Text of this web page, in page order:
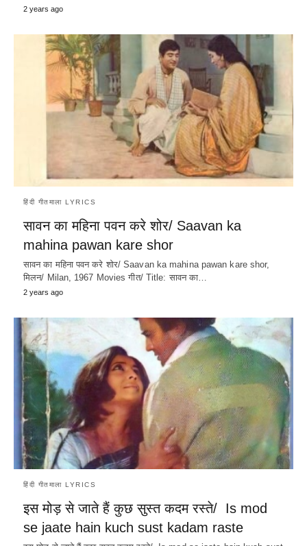
2 years ago
हिंदी गीतमाला LYRICS
सावन का महिना पवन करे शोर/ Saavan ka
mahina pawan kare shor
सावन का महिना पवन करे शोर/ Saavan ka mahina pawan kare shor,
मिलन/ Milan, 1967 Movies गीत/ Title: सावन का…
2 years ago
हिंदी गीतमाला LYRICS
इस मोड़ से जाते हैं कुछ सुस्त कदम रस्ते/ Is mod
se jaate hain kuch sust kadam raste